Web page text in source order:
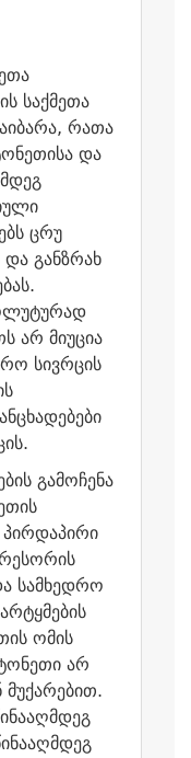
საქმეთა
რათა
და
ცრუ
და განზრახ
არ მიუცია
სივრცის
გამოჩენა
სამხედრო
ომის
არ
მუქარებით.